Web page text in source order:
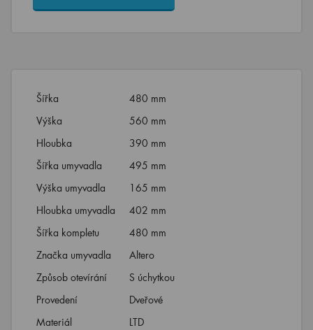
Šířka
480 mm
Výška
560 mm
Hloubka
390 mm
Šířka umyvadla
495 mm
Výška umyvadla
165 mm
Hloubka umyvadla
402 mm
Šířka kompletu
480 mm
Značka umyvadla
Altero
Způsob otevírání
S úchytkou
Provedení
Dveřové
Materiál
LTD